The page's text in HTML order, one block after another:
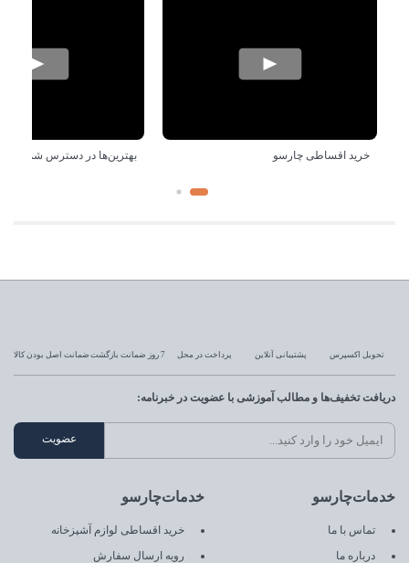
خرید اقساطی چارسو بهترین‌ها در دسترس شماست!
تحویل اکسپرس پشتیبانی آنلاین پرداخت در محل 7 روز ضمانت بازگشت ضمانت اصل بودن کالا
خدمات‌چارسو
تماس با ما
درباره ما
خدمات‌چارسو
خرید اقساطی لوازم آشپزخانه
رویه ارسال سفارش
دریافت تخفیف‌ها و مطالب آموزشی با عضویت در خبرنامه: